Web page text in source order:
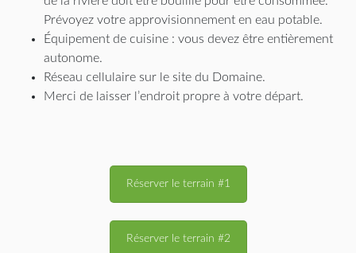
Prévoyez votre approvisionnement en eau potable.
Équipement de cuisine : vous devez être entièrement
autonome.
Réseau cellulaire sur le site du Domaine.
Merci de laisser l’endroit propre à votre départ.
Réserver le terrain #1
Réserver le terrain #2